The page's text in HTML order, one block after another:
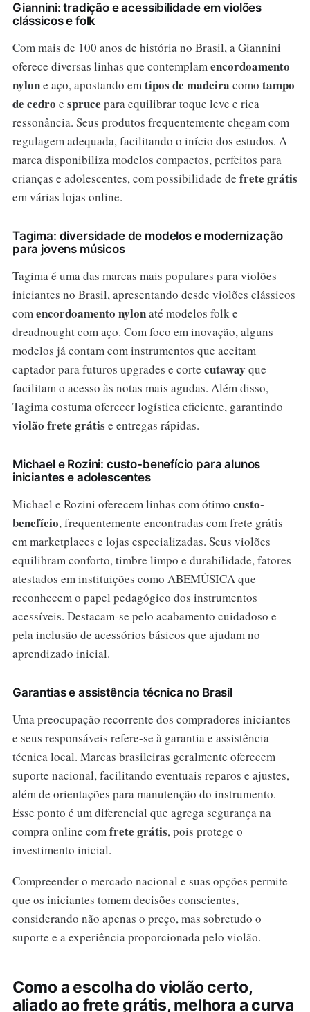
Giannini: tradição e acessibilidade em violões
clássicos e folk
Com mais de 100 anos de história no Brasil, a Giannini
oferece diversas linhas que contemplamencordoamento
nylone aço, apostando emtipos de madeira como tampo
de cedro e spruce para equilibrar toque leve e rica
ressonância. Seus produtos frequentemente chegam com
regulagem adequada, facilitando o início dos estudos. A
marca disponibiliza modelos compactos, perfeitos para
crianças e adolescentes, com possibilidade de frete grátis
em várias lojas online.
Tagima: diversidade de modelos e modernização
para jovens músicos
Tagima é uma das marcas mais populares para violões
iniciantes no Brasil, apresentando desde violões clássicos
comencordoamento nylonaté modelos folk e
dreadnought com aço. Com foco em inovação, alguns
modelos já contam com instrumentos que aceitam
captador para futuros upgrades e corte cutaway que
facilitam o acesso às notas mais agudas. Além disso,
Tagima costuma oferecer logística eficiente, garantindo
violão frete grátis e entregas rápidas.
Michael e Rozini: custo-benefício para alunos
iniciantes e adolescentes
Michael e Rozini oferecem linhas com ótimo custo-
benefício, frequentemente encontradas com frete grátis
em marketplaces e lojas especializadas. Seus violões
equilibram conforto, timbre limpo e durabilidade, fatores
atestados em instituições como ABEMÚSICA que
reconhecem o papel pedagógico dos instrumentos
acessíveis. Destacam-se pelo acabamento cuidadoso e
pela inclusão de acessórios básicos que ajudam no
aprendizado inicial.
Garantias e assistência técnica no Brasil
Uma preocupação recorrente dos compradores iniciantes
e seus responsáveis refere-se à garantia e assistência
técnica local. Marcas brasileiras geralmente oferecem
suporte nacional, facilitando eventuais reparos e ajustes,
além de orientações para manutenção do instrumento.
Esse ponto é um diferencial que agrega segurança na
compra online comfrete grátis, pois protege o
investimento inicial.
Compreender o mercado nacional e suas opções permite
que os iniciantes tomem decisões conscientes,
considerando não apenas o preço, mas sobretudo o
suporte e a experiência proporcionada pelo violão.
Como a escolha do violão certo,
aliado ao frete grátis, melhora a curva